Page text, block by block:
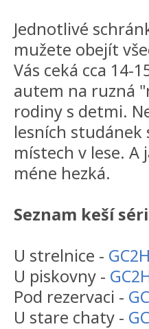
Jednotlivé
mužete obejít
Vás ceká cca
autem na ruzná
rodiny s detmi.
lesních
místech v lese.
méne hezká.
Seznam keší
U strelnice -
U piskovny -
Pod rezervaci -
U stare chaty -